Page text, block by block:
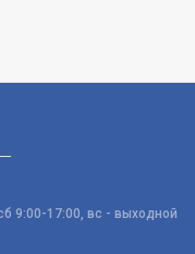
9:00-17:00, вс - выходной